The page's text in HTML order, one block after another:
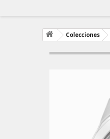
Colecciones